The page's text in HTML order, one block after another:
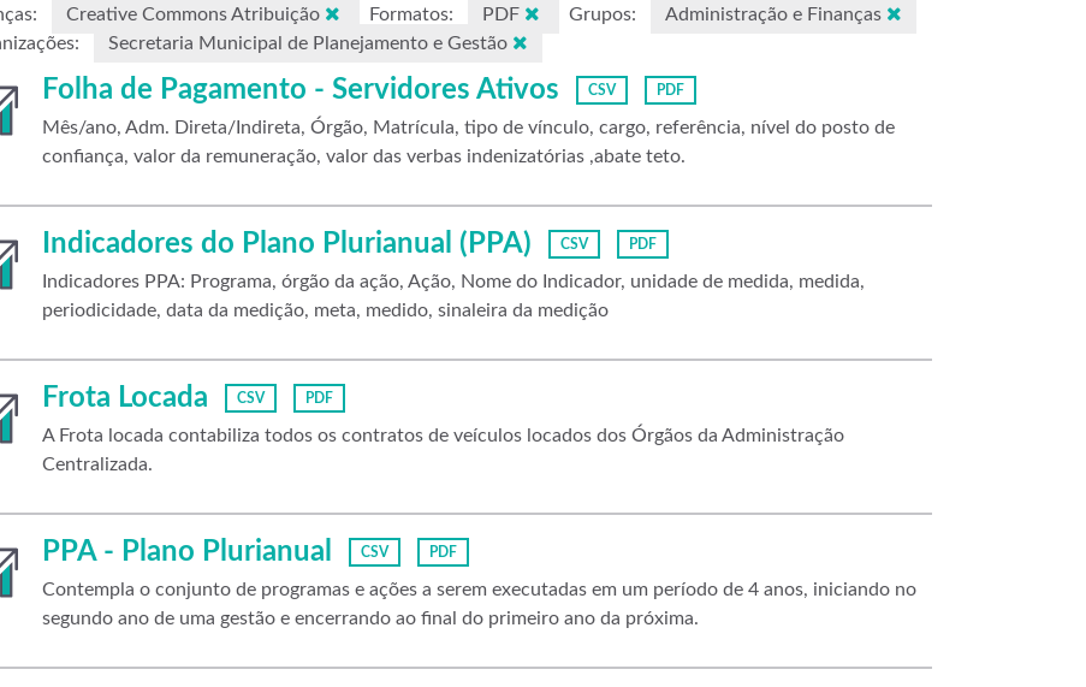
Creative Commons Atribuição Formatos: PDF Grupos:
Administração e Finanças
Secretaria Municipal de Planejamento e Gestão
Folha de Pagamento - Servidores Ativos CSV PDF
Mês/ano, Adm. Direta/Indireta, Órgão, Matrícula, tipo de vínculo, cargo, referência, nível do posto de
confiança, valor da remuneração, valor das verbas indenizatórias ,abate teto.
Indicadores do Plano Plurianual (PPA) CSV PDF
Indicadores PPA: Programa, órgão da ação, Ação, Nome do Indicador, unidade de medida, medida,
periodicidade, data da medição, meta, medido, sinaleira da medição
Frota Locada CSV PDF
A Frota locada contabiliza todos os contratos de veículos locados dos Órgãos da Administração
Centralizada.
PPA - Plano Plurianual CSV PDF
Contempla o conjunto de programas e ações a serem executadas em um período de 4 anos, iniciando no
segundo ano de uma gestão e encerrando ao final do primeiro ano da próxima.